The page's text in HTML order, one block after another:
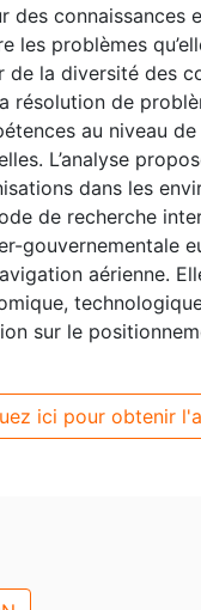
des connaissances
les problèmes
de la diversité des
résolution de
au niveau
L’analyse
dans les
de recherche
gouvernementale
aérienne.
sur le
ici pour obtenir